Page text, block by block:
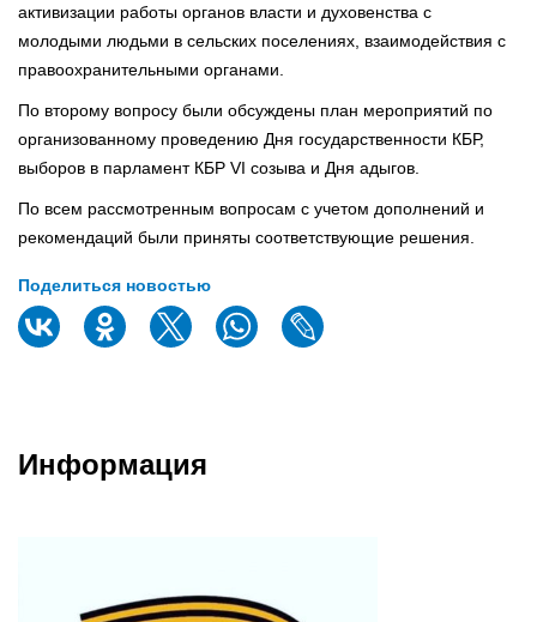
активизации работы органов власти и духовенства с
молодыми людьми в сельских поселениях, взаимодействия с
правоохранительными органами.
По второму вопросу были обсуждены план мероприятий по
организованному проведению Дня государственности КБР,
выборов в парламент КБР VI созыва и Дня адыгов.
По всем рассмотренным вопросам с учетом дополнений и
рекомендаций были приняты соответствующие решения.
Поделиться новостью
Информация